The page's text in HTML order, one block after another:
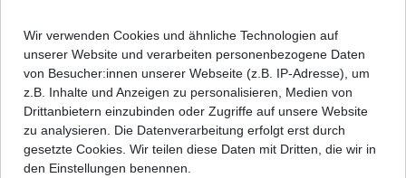
Beschreibung
Angaben Produktsicherheit
Passform-Fußmatten:
Wir verwenden Cookies und ähnliche Technologien auf
unserer Website und verarbeiten personenbezogene Daten
von Besucher:innen unserer Webseite (z.B. IP-Adresse), um
z.B. Inhalte und Anzeigen zu personalisieren, Medien von
Drittanbietern einzubinden oder Zugriffe auf unsere Website
zu analysieren. Die Datenverarbeitung erfolgt erst durch
gesetzte Cookies. Wir teilen diese Daten mit Dritten, die wir in
den Einstellungen benennen.